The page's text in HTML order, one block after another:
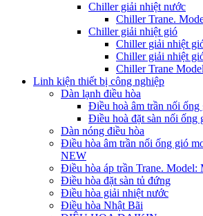
Chiller giải nhiệt nước
Chiller Trane.
Chiller giải nhiệt gió
Chiller giải nhiệt
Chiller giải nhiệt
Chiller Trane
Linh kiện thiết bị công nghiệp
Dàn lạnh điều hòa
Điều hoà âm trần nối ống
Điều hoà đặt sàn nối ống
Dàn nóng điều hòa
Điều hòa âm trần nối ống gió
NEW
Điều hòa áp trần Trane.
Điều hòa đặt sàn tủ đứng
Điều hòa giải nhiệt nước
Điều hòa Nhật Bãi